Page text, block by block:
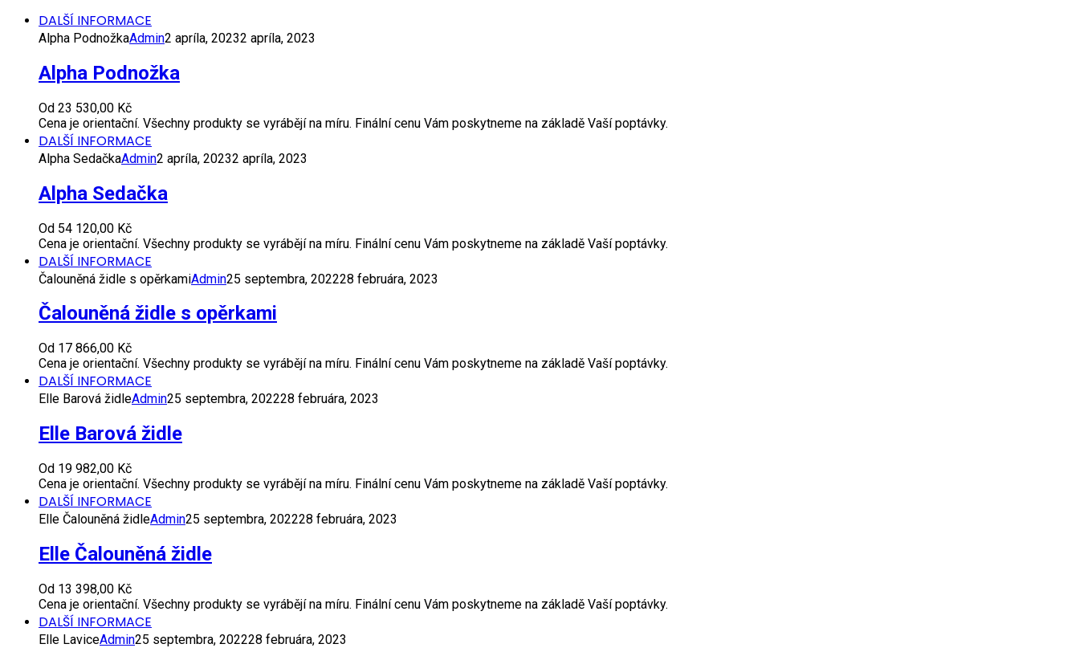
DALŠÍ INFORMACE
Alpha PodnožkaAdmin2 apríla, 20232 apríla, 2023
Alpha Podnožka
Od 23 530,00 Kč
Cena je orientační. Všechny produkty se vyrábějí na míru. Finální cenu Vám poskytneme na základě Vaší poptávky.
DALŠÍ INFORMACE
Alpha SedačkaAdmin2 apríla, 20232 apríla, 2023
Alpha Sedačka
Od 54 120,00 Kč
Cena je orientační. Všechny produkty se vyrábějí na míru. Finální cenu Vám poskytneme na základě Vaší poptávky.
DALŠÍ INFORMACE
Čalouněná židle s opěrkamiAdmin25 septembra, 202228 februára, 2023
Čalouněná židle s opěrkami
Od 17 866,00 Kč
Cena je orientační. Všechny produkty se vyrábějí na míru. Finální cenu Vám poskytneme na základě Vaší poptávky.
DALŠÍ INFORMACE
Elle Barová židleAdmin25 septembra, 202228 februára, 2023
Elle Barová židle
Od 19 982,00 Kč
Cena je orientační. Všechny produkty se vyrábějí na míru. Finální cenu Vám poskytneme na základě Vaší poptávky.
DALŠÍ INFORMACE
Elle Čalouněná židleAdmin25 septembra, 202228 februára, 2023
Elle Čalouněná židle
Od 13 398,00 Kč
Cena je orientační. Všechny produkty se vyrábějí na míru. Finální cenu Vám poskytneme na základě Vaší poptávky.
DALŠÍ INFORMACE
Elle LaviceAdmin25 septembra, 202228 februára, 2023